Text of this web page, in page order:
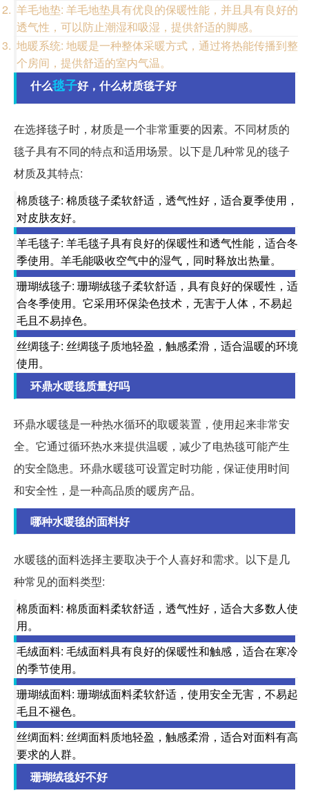
羊毛地垫: 羊毛地垫具有优良的保暖性能，并且具有良好的
透气性，可以防止潮湿和吸湿，提供舒适的脚感。
地暖系统: 地暖是一种整体采暖方式，通过将热能传播到整
个房间，提供舒适的室内气温。
什么毯子好，什么材质毯子好
在选择毯子时，材质是一个非常重要的因素。不同材质的
毯子具有不同的特点和适用场景。以下是几种常见的毯子
材质及其特点:
棉质毯子: 棉质毯子柔软舒适，透气性好，适合夏季使用，
对皮肤友好。
羊毛毯子: 羊毛毯子具有良好的保暖性和透气性能，适合冬
季使用。羊毛能吸收空气中的湿气，同时释放出热量。
珊瑚绒毯子: 珊瑚绒毯子柔软舒适，具有良好的保暖性，适
合冬季使用。它采用环保染色技术，无害于人体，不易起
毛且不易掉色。
丝绸毯子: 丝绸毯子质地轻盈，触感柔滑，适合温暖的环境
使用。
环鼎水暖毯质量好吗
环鼎水暖毯是一种热水循环的取暖装置，使用起来非常安
全。它通过循环热水来提供温暖，减少了电热毯可能产生
的安全隐患。环鼎水暖毯可设置定时功能，保证使用时间
和安全性，是一种高品质的暖房产品。
哪种水暖毯的面料好
水暖毯的面料选择主要取决于个人喜好和需求。以下是几
种常见的面料类型:
棉质面料: 棉质面料柔软舒适，透气性好，适合大多数人使
用。
毛绒面料: 毛绒面料具有良好的保暖性和触感，适合在寒冷
的季节使用。
珊瑚绒面料: 珊瑚绒面料柔软舒适，使用安全无害，不易起
毛且不褪色。
丝绸面料: 丝绸面料质地轻盈，触感柔滑，适合对面料有高
要求的人群。
珊瑚绒毯好不好